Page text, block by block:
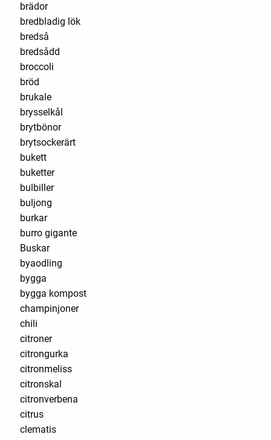
brädor
bredbladig lök
bredså
bredsådd
broccoli
bröd
brukale
brysselkål
brytbönor
brytsockerärt
bukett
buketter
bulbiller
buljong
burkar
burro gigante
Buskar
byaodling
bygga
bygga kompost
champinjoner
chili
citroner
citrongurka
citronmeliss
citronskal
citronverbena
citrus
clematis